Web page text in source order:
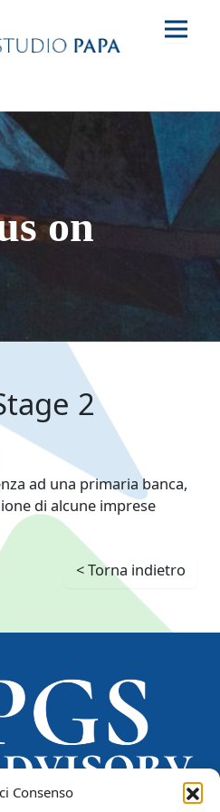
Consenso
on
2
ad una primaria banca,
di alcune imprese
< Torna indietro